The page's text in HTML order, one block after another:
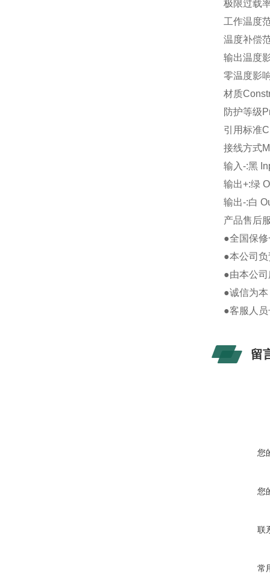
极限过载
工作温度
温度补偿
输出温度
零温度影
材质
防护等级
引用标准
接线方式
输入-:黑
输出+:绿
输出-:白
产品售后
●全国保
●本公司
●由本公
●诚信为
●客服人
留
您
您
联
常